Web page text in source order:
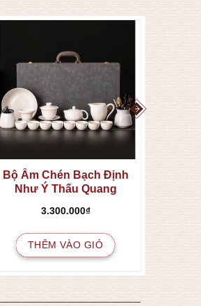
Bộ Ấm Chén Bạch Định
Như Ý Thấu Quang
3.300.000₫
THÊM VÀO GIỎ